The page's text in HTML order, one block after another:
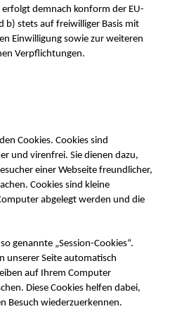
demnach konform der EU-
b) stets auf freiwilliger Basis mit
Einwilligung sowie zur weiteren
Verpflichtungen.
Cookies. Cookies sind
und virenfrei. Sie dienen dazu,
einer Webseite freundlicher,
Cookies sind kleine
abgelegt werden und die
genannte „Session-Cookies“.
unserer Seite automatisch
auf Ihrem Computer
Diese Cookies helfen dabei,
Besuch wiederzuerkennen.